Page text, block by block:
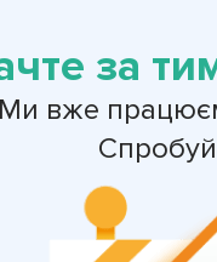
за
вже